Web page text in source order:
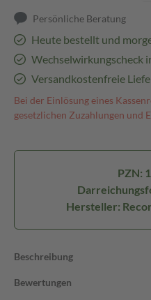
Persönliche Beratung
Heute bestellt und
Wechselwirkungscheck
Versandkostenfreie
Bei der Einlösung eines
gesetzlichen Zuzahlungen und
PZN:
Hersteller:
Beschreibung
Bewertungen